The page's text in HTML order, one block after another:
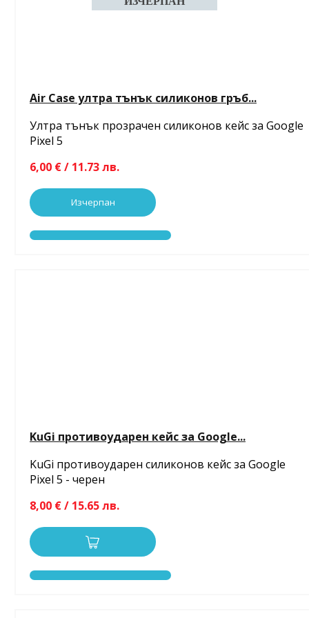
Air Case ултра тънък силиконов гръб...
Ултра тънък прозрачен силиконов кейс за Google
Pixel 5
6,00 € / 11.73 лв.
Изчерпан
KuGi противоударен кейс за Google...
KuGi противоударен силиконов кейс за Google
Pixel 5 - черен
8,00 € / 15.65 лв.